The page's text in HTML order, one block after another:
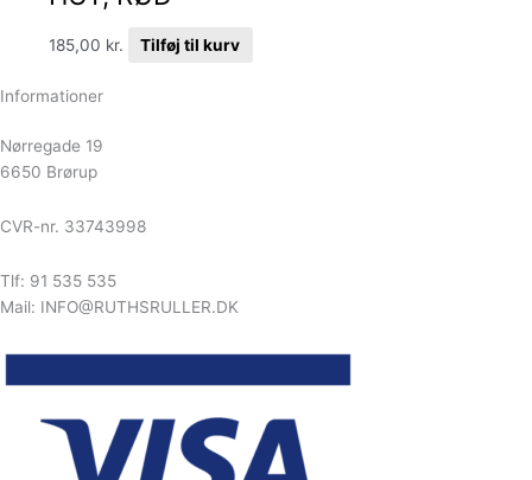
185,00 kr. Tilføj til kurv
Informationer
Nørregade 19
6650 Brørup
CVR-nr. 33743998
Tlf: 91 535 535
Mail: INFO@RUTHSRULLER.DK